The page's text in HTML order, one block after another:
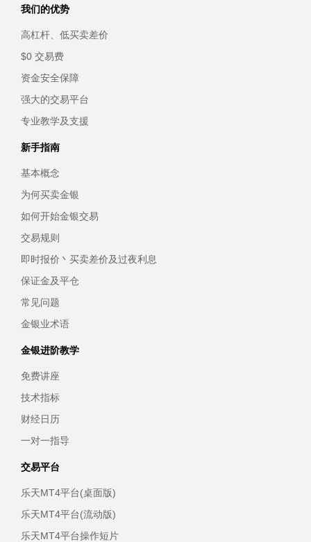
我们的优势
高杠杆、低买卖差价
$0 交易费
资金安全保障
强大的交易平台
专业教学及支援
新手指南
基本概念
为何买卖金银
如何开始金银交易
交易规则
即时报价丶买卖差价及过夜利息
保证金及平仓
常见问题
金银业术语
金银进阶教学
免费讲座
技术指标
财经日历
一对一指导
交易平台
乐天MT4平台(桌面版)
乐天MT4平台(流动版)
乐天MT4平台操作短片